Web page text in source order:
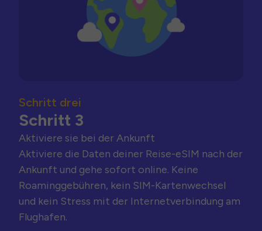
Schritt drei
Schritt 3
Aktiviere sie bei der Ankunft
Aktiviere die Daten deiner Reise-eSIM nach der
Ankunft und gehe sofort online. Keine
Roaminggebühren, kein SIM-Kartenwechsel
und kein Stress mit der Internetverbindung am
Flughafen.